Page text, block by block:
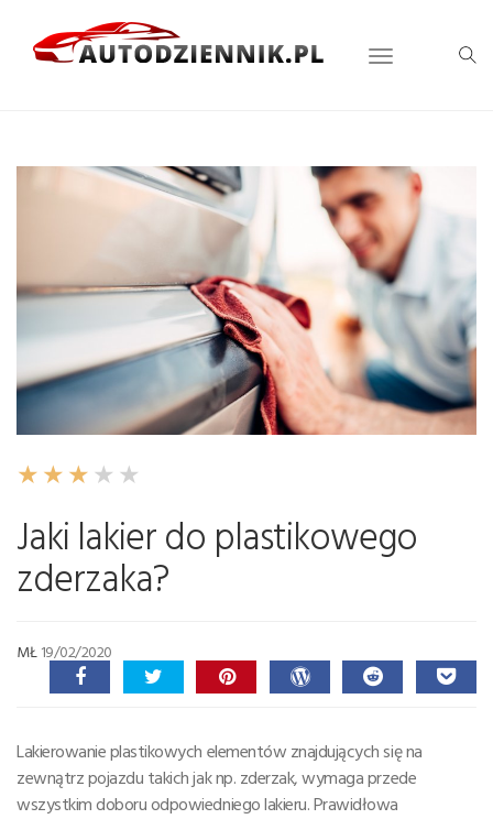
Jaki lakier do plastikowego
zderzaka?
MŁ 19/02/2020
Lakierowanie plastikowych elementów znajdujących się na
zewnątrz pojazdu takich jak np. zderzak, wymaga przede
wszystkim doboru odpowiedniego lakieru. Prawidłowa